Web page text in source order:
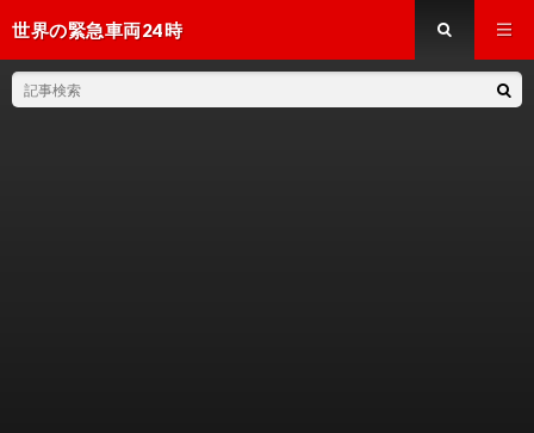
世界の緊急車両24時